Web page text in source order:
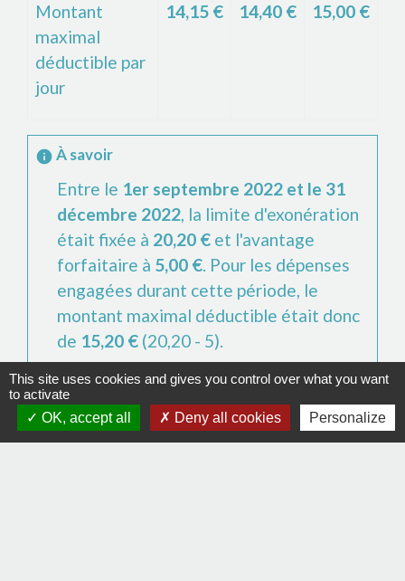
Montant
maximal
déductible par
jour
14,15 € 14,40 € 15,00 €
info À savoir
Entre le 1er septembre 2022 et le 31
décembre 2022, la limite d'exonération
était fixée à 20,20 € et l'avantage
forfaitaire à 5,00 €. Pour les dépenses
engagées durant cette période, le
montant maximal déductible était donc
de 15,20 € (20,20 - 5).
Exemples avec le barème 2023 :
Sur une dépense de16 €TTC, le professionnel peut
This site uses cookies and gives you control over what you want
to activate
OK, accept all
Deny all cookies Personalize